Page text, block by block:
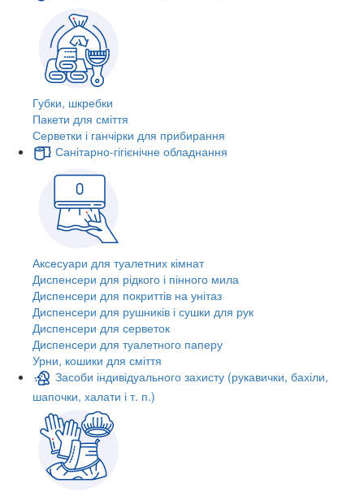
Губки, шкребки
Пакети для сміття
Серветки і ганчірки для прибирання
Санітарно-гігієнічне обладнання
Аксесуари для туалетних кімнат
Диспенсери для рідкого і пінного мила
Диспенсери для покриттів на унітаз
Диспенсери для рушників і сушки для рук
Диспенсери для серветок
Диспенсери для туалетного паперу
Урни, кошики для сміття
Засоби індивідуального захисту (рукавички, бахіли,
шапочки, халати і т. п.)